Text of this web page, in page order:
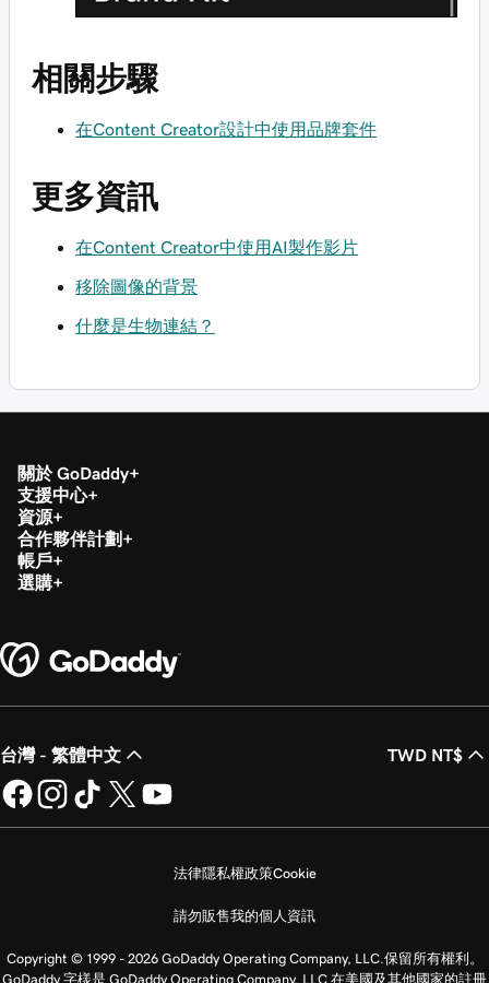
相關步驟
在Content Creator設計中使用品牌套件
更多資訊
在Content Creator中使用AI製作影片
移除圖像的背景
什麼是生物連結？
關於 GoDaddy
支援中心
資源
合作夥伴計劃
帳戶
選購
台灣 - 繁體中文 TWD NT$
法律隱私權政策Cookie
請勿販售我的個人資訊
Copyright © 1999 - 2026 GoDaddy Operating Company, LLC.保留所有權利。
GoDaddy 字樣是 GoDaddy Operating Company, LLC 在美國及其他國家的註冊